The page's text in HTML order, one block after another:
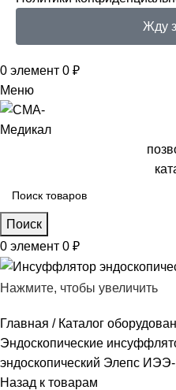
Жду
0 элемент 0 ₽
Меню
Поиск
0 элемент 0 ₽
Нажмите, чтобы увеличить
Главная Каталог
Эндоскопические
эндоскопический Элепс
Назад к товарам